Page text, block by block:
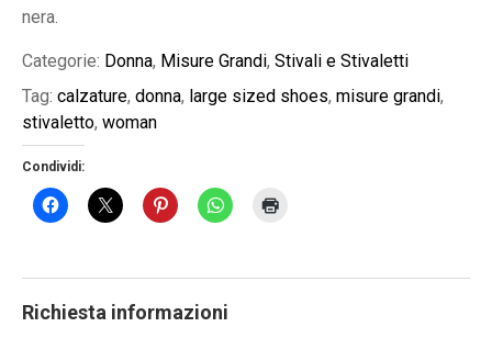
nera.
Categorie: Donna, Misure Grandi, Stivali e Stivaletti
Tag: calzature, donna, large sized shoes, misure grandi,
stivaletto, woman
Condividi:
Richiesta informazioni